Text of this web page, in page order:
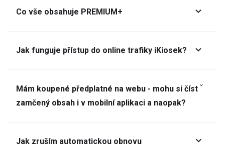
Co vše obsahuje PREMIUM+
Jak funguje přístup do online trafiky iKiosek?
Mám koupené předplatné na webu - mohu si číst
zamčený obsah i v mobilní aplikaci a naopak?
Jak zruším automatickou obnovu